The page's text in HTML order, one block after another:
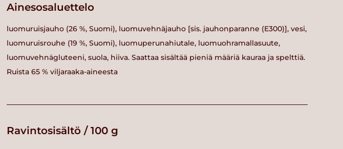
Ainesosaluettelo
luomuruisjauho (26 %, Suomi), luomuvehnäjauho [sis. jauhonparanne (E300)], vesi,
luomuruisrouhe (19 %, Suomi), luomuperunahiutale, luomuohramallasuute,
luomuvehnägluteeni, suola, hiiva. Saattaa sisältää pieniä määriä kauraa ja spelttiä.
Ruista 65 % viljaraaka-aineesta
Ravintosisältö / 100 g